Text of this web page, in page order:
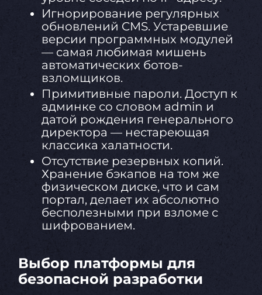
Игнорирование регулярных
обновлений CMS. Устаревшие
версии программных модулей
— самая любимая мишень
автоматических ботов-
взломщиков.
Примитивные пароли. Доступ к
админке со словом admin и
датой рождения генерального
директора — нестареющая
классика халатности.
Отсутствие резервных копий.
Хранение бэкапов на том же
физическом диске, что и сам
портал, делает их абсолютно
бесполезными при взломе с
шифрованием.
Выбор платформы для
безопасной разработки